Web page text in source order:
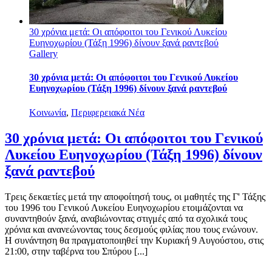
30 χρόνια μετά: Οι απόφοιτοι του Γενικού Λυκείου
Ευηνοχωρίου (Τάξη 1996) δίνουν ξανά ραντεβού
Gallery
30 χρόνια μετά: Οι απόφοιτοι του Γενικού Λυκείου
Ευηνοχωρίου (Τάξη 1996) δίνουν ξανά ραντεβού
Κοινωνία, Περιφερειακά Νέα
30 χρόνια μετά: Οι απόφοιτοι του Γενικού
Λυκείου Ευηνοχωρίου (Τάξη 1996) δίνουν
ξανά ραντεβού
Τρεις δεκαετίες μετά την αποφοίτησή τους, οι μαθητές της Γ' Τάξης
του 1996 του Γενικού Λυκείου Ευηνοχωρίου ετοιμάζονται να
συναντηθούν ξανά, αναβιώνοντας στιγμές από τα σχολικά τους
χρόνια και ανανεώνοντας τους δεσμούς φιλίας που τους ενώνουν.
Η συνάντηση θα πραγματοποιηθεί την Κυριακή 9 Αυγούστου, στις
21:00, στην ταβέρνα του Σπύρου [...]